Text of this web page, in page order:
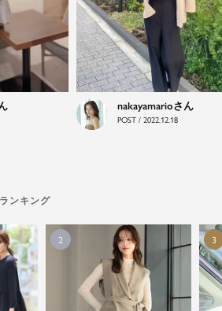
nakayamario
POST / 2022.12.18